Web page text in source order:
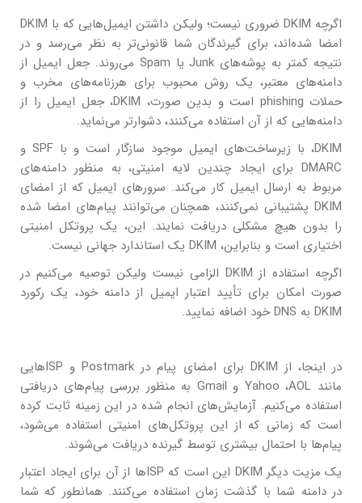
اگرچه DKIM ضروری نیست؛ ولیکن داشتن ایمیل‌هایی که با DKIM
امضا شده‌اند، برای گیرندگان شما قانونی‌تر به نظر می‌رسد و در
نتیجه کمتر به پوشه‌های Junk یا Spam می‌روند. جعل ایمیل از
دامنه‌های معتبر، یک روش محبوب برای هرزنامه‌های مخرب و
حملات phishing است و بدین صورت، DKIM، جعل ایمیل را از
دامنه‌هایی که از آن استفاده می‌کنند، دشوارتر می‌نماید.
DKIM، با زیرساخت‌های ایمیل موجود سازگار است و با SPF و
DMARC برای ایجاد چندین لایه امنیتی، به منظور دامنه‌های
مربوط به ارسال ایمیل کار می‌کند. سرورهای ایمیل که از امضای
DKIM پشتیبانی نمی‌کنند، همچنان می‌توانند پیام‌های امضا شده
را بدون هیچ مشکلی دریافت نمایند. این، یک پروتکل امنیتی
اختیاری است و بنابراین، DKIM یک استاندارد جهانی نیست.
اگرچه استفاده از DKIM الزامی نیست ولیکن توصیه می‌کنیم در
صورت امکان برای تأیید اعتبار ایمیل از دامنه خود، یک رکورد
DKIM به DNS خود اضافه نمایید.
در اینجا، از DKIM برای امضای پیام در Postmark و ISPهایی
مانند Yahoo ،AOL و Gmail به منظور بررسی پیام‌های دریافتی
استفاده می‌کنیم. آزمایش‌های انجام شده در این زمینه ثابت کرده
است که زمانی که از این پروتکل‌های امنیتی استفاده می‌شود،
پیام‌ها با احتمال بیشتری توسط گیرنده دریافت می‌شوند.
یک مزیت دیگر DKIM این است که ISP‌ها از آن برای ایجاد اعتبار
در دامنه شما با گذشت زمان استفاده می‌کنند. همانطور که شما